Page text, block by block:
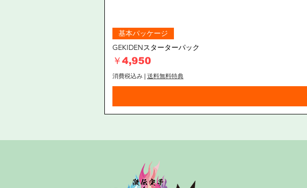
基本パッケージ
GEKIDENスターターパック
価格
￥4,950
消費税込み 送料無料特典